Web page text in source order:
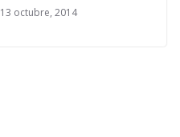
13 octubre, 2014